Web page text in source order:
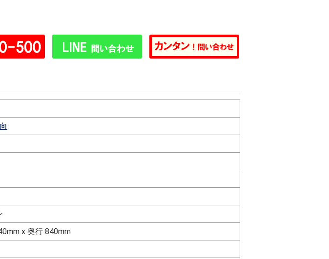
x 奥行 840mm